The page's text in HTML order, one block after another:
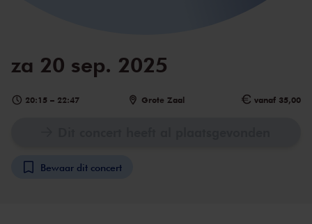
za 20 sep. 2025
20:15 – 22:47 Grote Zaal vanaf 35,00
Bewaar dit concert